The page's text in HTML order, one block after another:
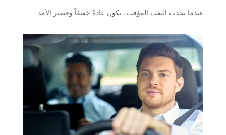
عندما يحدث التعب المؤقت، يكون عادةً خفيفاً وقصير الأمد.